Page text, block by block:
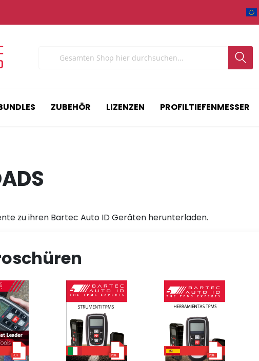
ZUBEHÖR LIZENZEN PROFILTIEFENMESSER
zu ihren Bartec Auto ID Geräten herunterladen.